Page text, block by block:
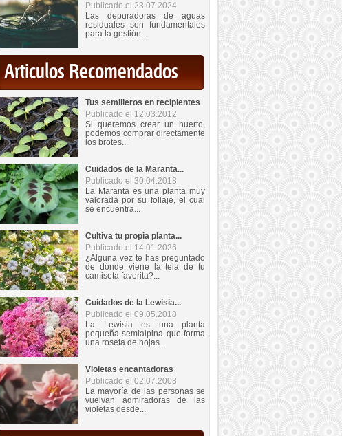
Publicado el 23.07.2024
Las depuradoras de aguas
residuales son fundamentales
para la gestión...
Articulos Recomendados
Tus semilleros en recipientes
Publicado el 12.03.2012
Si queremos crear un huerto,
podemos comprar directamente
los brotes...
Cuidados de la Maranta...
Publicado el 30.04.2018
La Maranta es una planta muy
valorada por su follaje, el cual
se encuentra...
Cultiva tu propia planta...
Publicado el 14.01.2026
¿Alguna vez te has preguntado
de dónde viene la tela de tu
camiseta favorita?...
Cuidados de la Lewisia...
Publicado el 09.05.2018
La Lewisia es una planta
pequeña semialpina que forma
una roseta de hojas...
Violetas encantadoras
Publicado el 02.07.2008
La mayoría de las personas se
vuelvan admiradoras de las
violetas desde...